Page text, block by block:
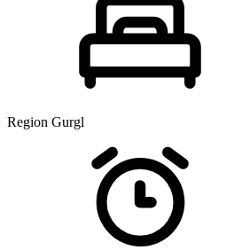
Region Gurgl